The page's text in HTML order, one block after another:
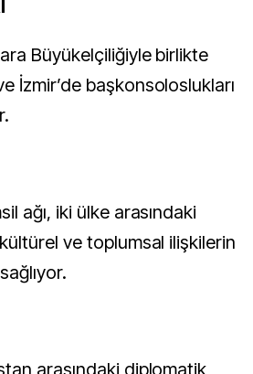
Büyükelçiliğiyle birlikte
İzmir’de başkonsoloslukları
ağı, iki ülke arasındaki
ve toplumsal ilişkilerin
arasındaki diplomatik